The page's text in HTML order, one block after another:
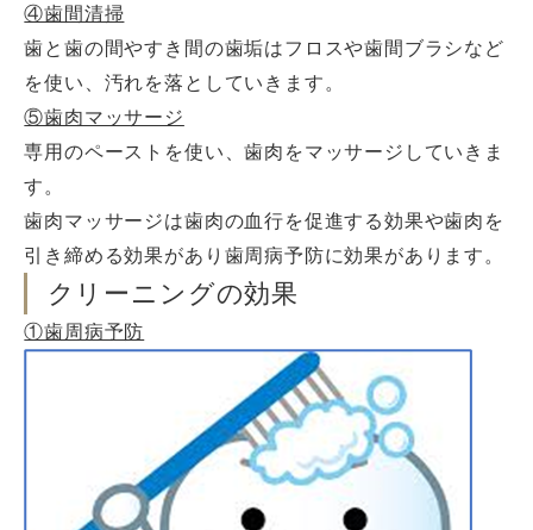
④歯間清掃
歯と歯の間やすき間の歯垢はフロスや歯間ブラシなど
を使い、汚れを落としていきます。
⑤歯肉マッサージ
専用のペーストを使い、歯肉をマッサージしていきま
す。
歯肉マッサージは歯肉の血行を促進する効果や歯肉を
引き締める効果があり歯周病予防に効果があります。
クリーニングの効果
①歯周病予防